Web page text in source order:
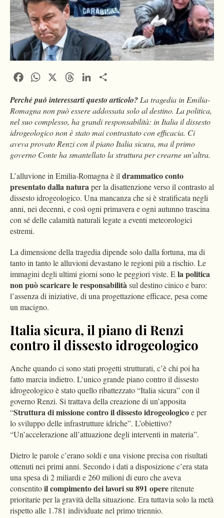
FacebookWhatsApp ThreadsLinkedIn
Perché può interessarti questo articolo?La tragedia in Emilia-
Romagna non può essere addossata solo al destino. La politica,
nel suo complesso, ha grandi responsabilità: in Italia il dissesto
idrogeologico non è stato mai contrastato con efficacia. Ci
aveva provato Renzi con il piano Italia sicura, ma il primo
governo Conte ha smantellato la struttura per crearne un’altra.
L’alluvione in Emilia-Romagna è ildrammatico conto
presentato dalla naturaper la disattenzione verso il contrasto al
dissesto idrogeologico. Una mancanza che si è stratificata negli
anni, nei decenni, e così ogni primavera e ogni autunno trascina
con sé delle calamità naturali legate a eventi meteorologici
estremi.
La dimensione della tragedia dipende solo dalla fortuna, ma di
tanto in tanto le alluvioni devastano le regioni più a rischio. Le
immagini degli ultimi giorni sono le peggiori viste. Ela politica
non può scaricare le responsabilitàsul destino cinico e baro:
l’assenza di iniziative, di una progettazione efficace, pesa come
un macigno.
Italia sicura, il piano di Renzi
contro il dissesto idrogeologico
Anche quando ci sono stati progetti strutturati, c’è chi poi ha
fatto marcia indietro. L’unico grande piano contro il dissesto
idrogeologico è stato quello ribattezzato “Italia sicura” con il
governo Renzi. Si trattava della creazione di un’apposita
“Struttura di missione contro il dissesto idrogeologicoe per
lo sviluppo delle infrastrutture idriche”. L’obiettivo?
“Un’accelerazione all’attuazione degli interventi in materia”.
Dietro le parole c’erano soldi e una visione precisa con risultati
ottenuti nei primi anni. Secondo i dati a disposizione c’era stata
una spesa di 2 miliardi e 260 milioni di euro che aveva
consentitoil compimento dei lavori su 891 opereritenute
prioritarie per la gravità della situazione. Era tuttavia solo la metà
rispetto alle 1.781 individuate nel primo triennio.